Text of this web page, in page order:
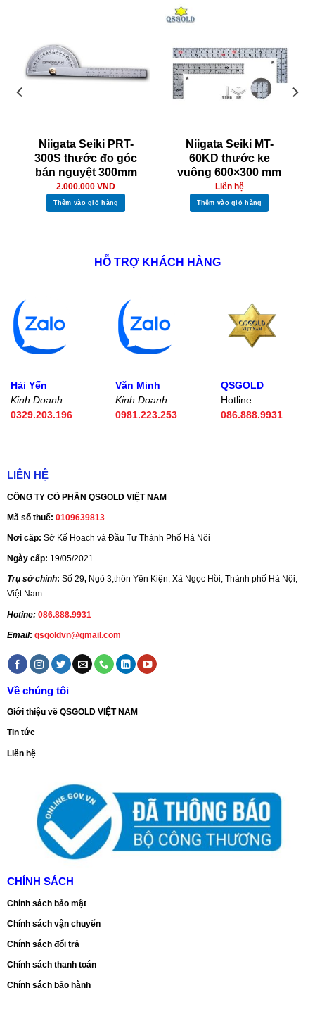
Niigata Seiki PRT-
300S thước đo góc
bán nguyệt 300mm
2.000.000 VND
Thêm vào giỏ hàng
Niigata Seiki MT-
60KD thước ke
vuông 600×300 mm
Liên hệ
Thêm vào giỏ hàng
HỖ TRỢ KHÁCH HÀNG
Hải Yến
Kinh Doanh
0329.203.196
Văn Minh
Kinh Doanh
0981.223.253
QSGOLD
Hotline
086.888.9931
LIÊN HỆ
CÔNG TY CỔ PHẦN QSGOLD VIỆT NAM
Mã số thuế: 0109639813
Nơi cấp: Sở Kế Hoạch và Đầu Tư Thành Phố Hà Nội
Ngày cấp: 19/05/2021
Trụ sở chính: Số 29, Ngõ 3,thôn Yên Kiện, Xã Ngọc Hồi, Thành phố Hà Nội,
Việt Nam
Hotine: 086.888.9931
Email: qsgoldvn@gmail.com
Về chúng tôi
Giới thiệu về QSGOLD VIỆT NAM
Tin tức
Liên hệ
CHÍNH SÁCH
Chính sách bảo mật
Chính sách vận chuyển
Chính sách đổi trả
Chính sách thanh toán
Chính sách bảo hành